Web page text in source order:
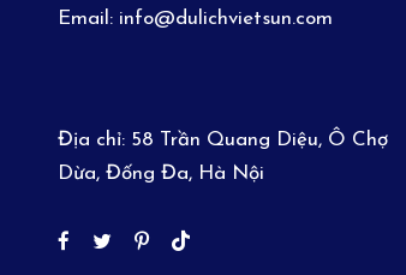
Email: info@dulichvietsun.com
Địa chỉ: 58 Trần Quang Diệu, Ô Chợ
Dừa, Đống Đa, Hà Nội